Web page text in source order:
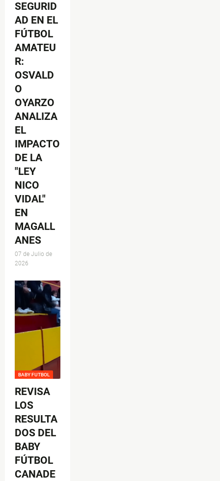
SEGURID
AD EN EL
FÚTBOL
AMATEU
R:
OSVALD
O
OYARZO
ANALIZA
EL
IMPACTO
DE LA
"LEY
NICO
VIDAL"
EN
MAGALL
ANES
07 de Julio de
2026
BABY FUTBOL
REVISA
LOS
RESULTA
DOS DEL
BABY
FÚTBOL
CANADE